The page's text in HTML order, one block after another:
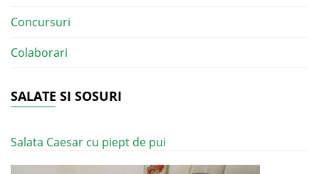
Concursuri
Colaborari
SALATE SI SOSURI
Salata Caesar cu piept de pui